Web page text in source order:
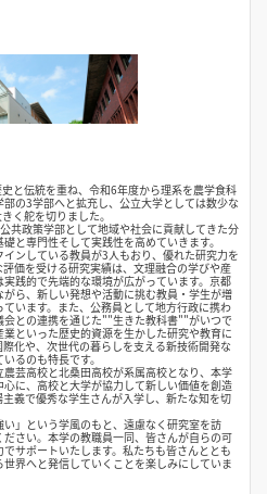
と伝統を重ね、令和6年度から理系を農学食科
の3学部へと拡充し、公立大学としては数少な
く舵を切りました。
共政策学部として地域や社会に貢献してきた分
と専門性そして実践性を高めていきます。
ンしている教員が3人もおり、優れた研究力を
価を受ける研究実績は、文理融合の学びや産
践的で先端的な環境が広がっています。京都
ら、新しい発想や活動に挑む教員・学生が増
います。また、公務員として地方行政に携わ
会との連携を通じた""生きた教科書""がいつで
といった歴史的資源を生かした研究や教育に
化や、次世代の暮らしを支える新技術開発な
るのも特長です。
芸高校と北桑田高校が系属高校となり、本学
に、高校と大学が協力して新しい価値を創造
義で優秀な学生さんが入学し、新たな知を切
」という学風のもと、遠慮なく研究室を訪
さい。本学の教職員一同、皆さんが自らの可
サポートいたします。私たちも皆さんととも
界へと発信していくことを楽しみにしていま